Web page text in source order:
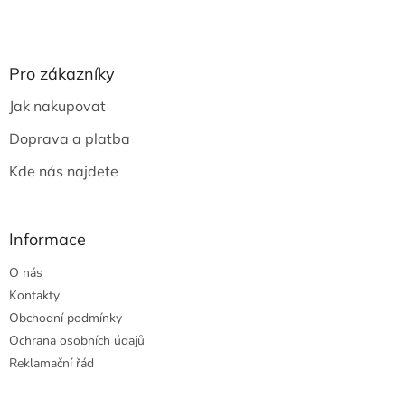
Z
Pro zákazníky
Jak nakupovat
Doprava a platba
Kde nás najdete
Informace
O nás
Kontakty
Obchodní podmínky
Ochrana osobních údajů
Reklamační řád